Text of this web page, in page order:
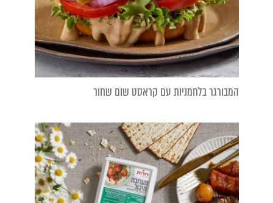
המבורגר בלחמניות עם קראסט שום שחור